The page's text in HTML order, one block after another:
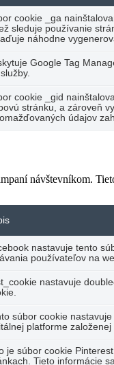
cookie _ga
sleduje používanie
náhodne
Google Tag
cookie _gid
stránku, a zároveň
údajov
návštevníkom.
nastavuje tento
používateľov na
nastavuje
súbor cookie
platforme
je súbor cookie
Tieto informácie